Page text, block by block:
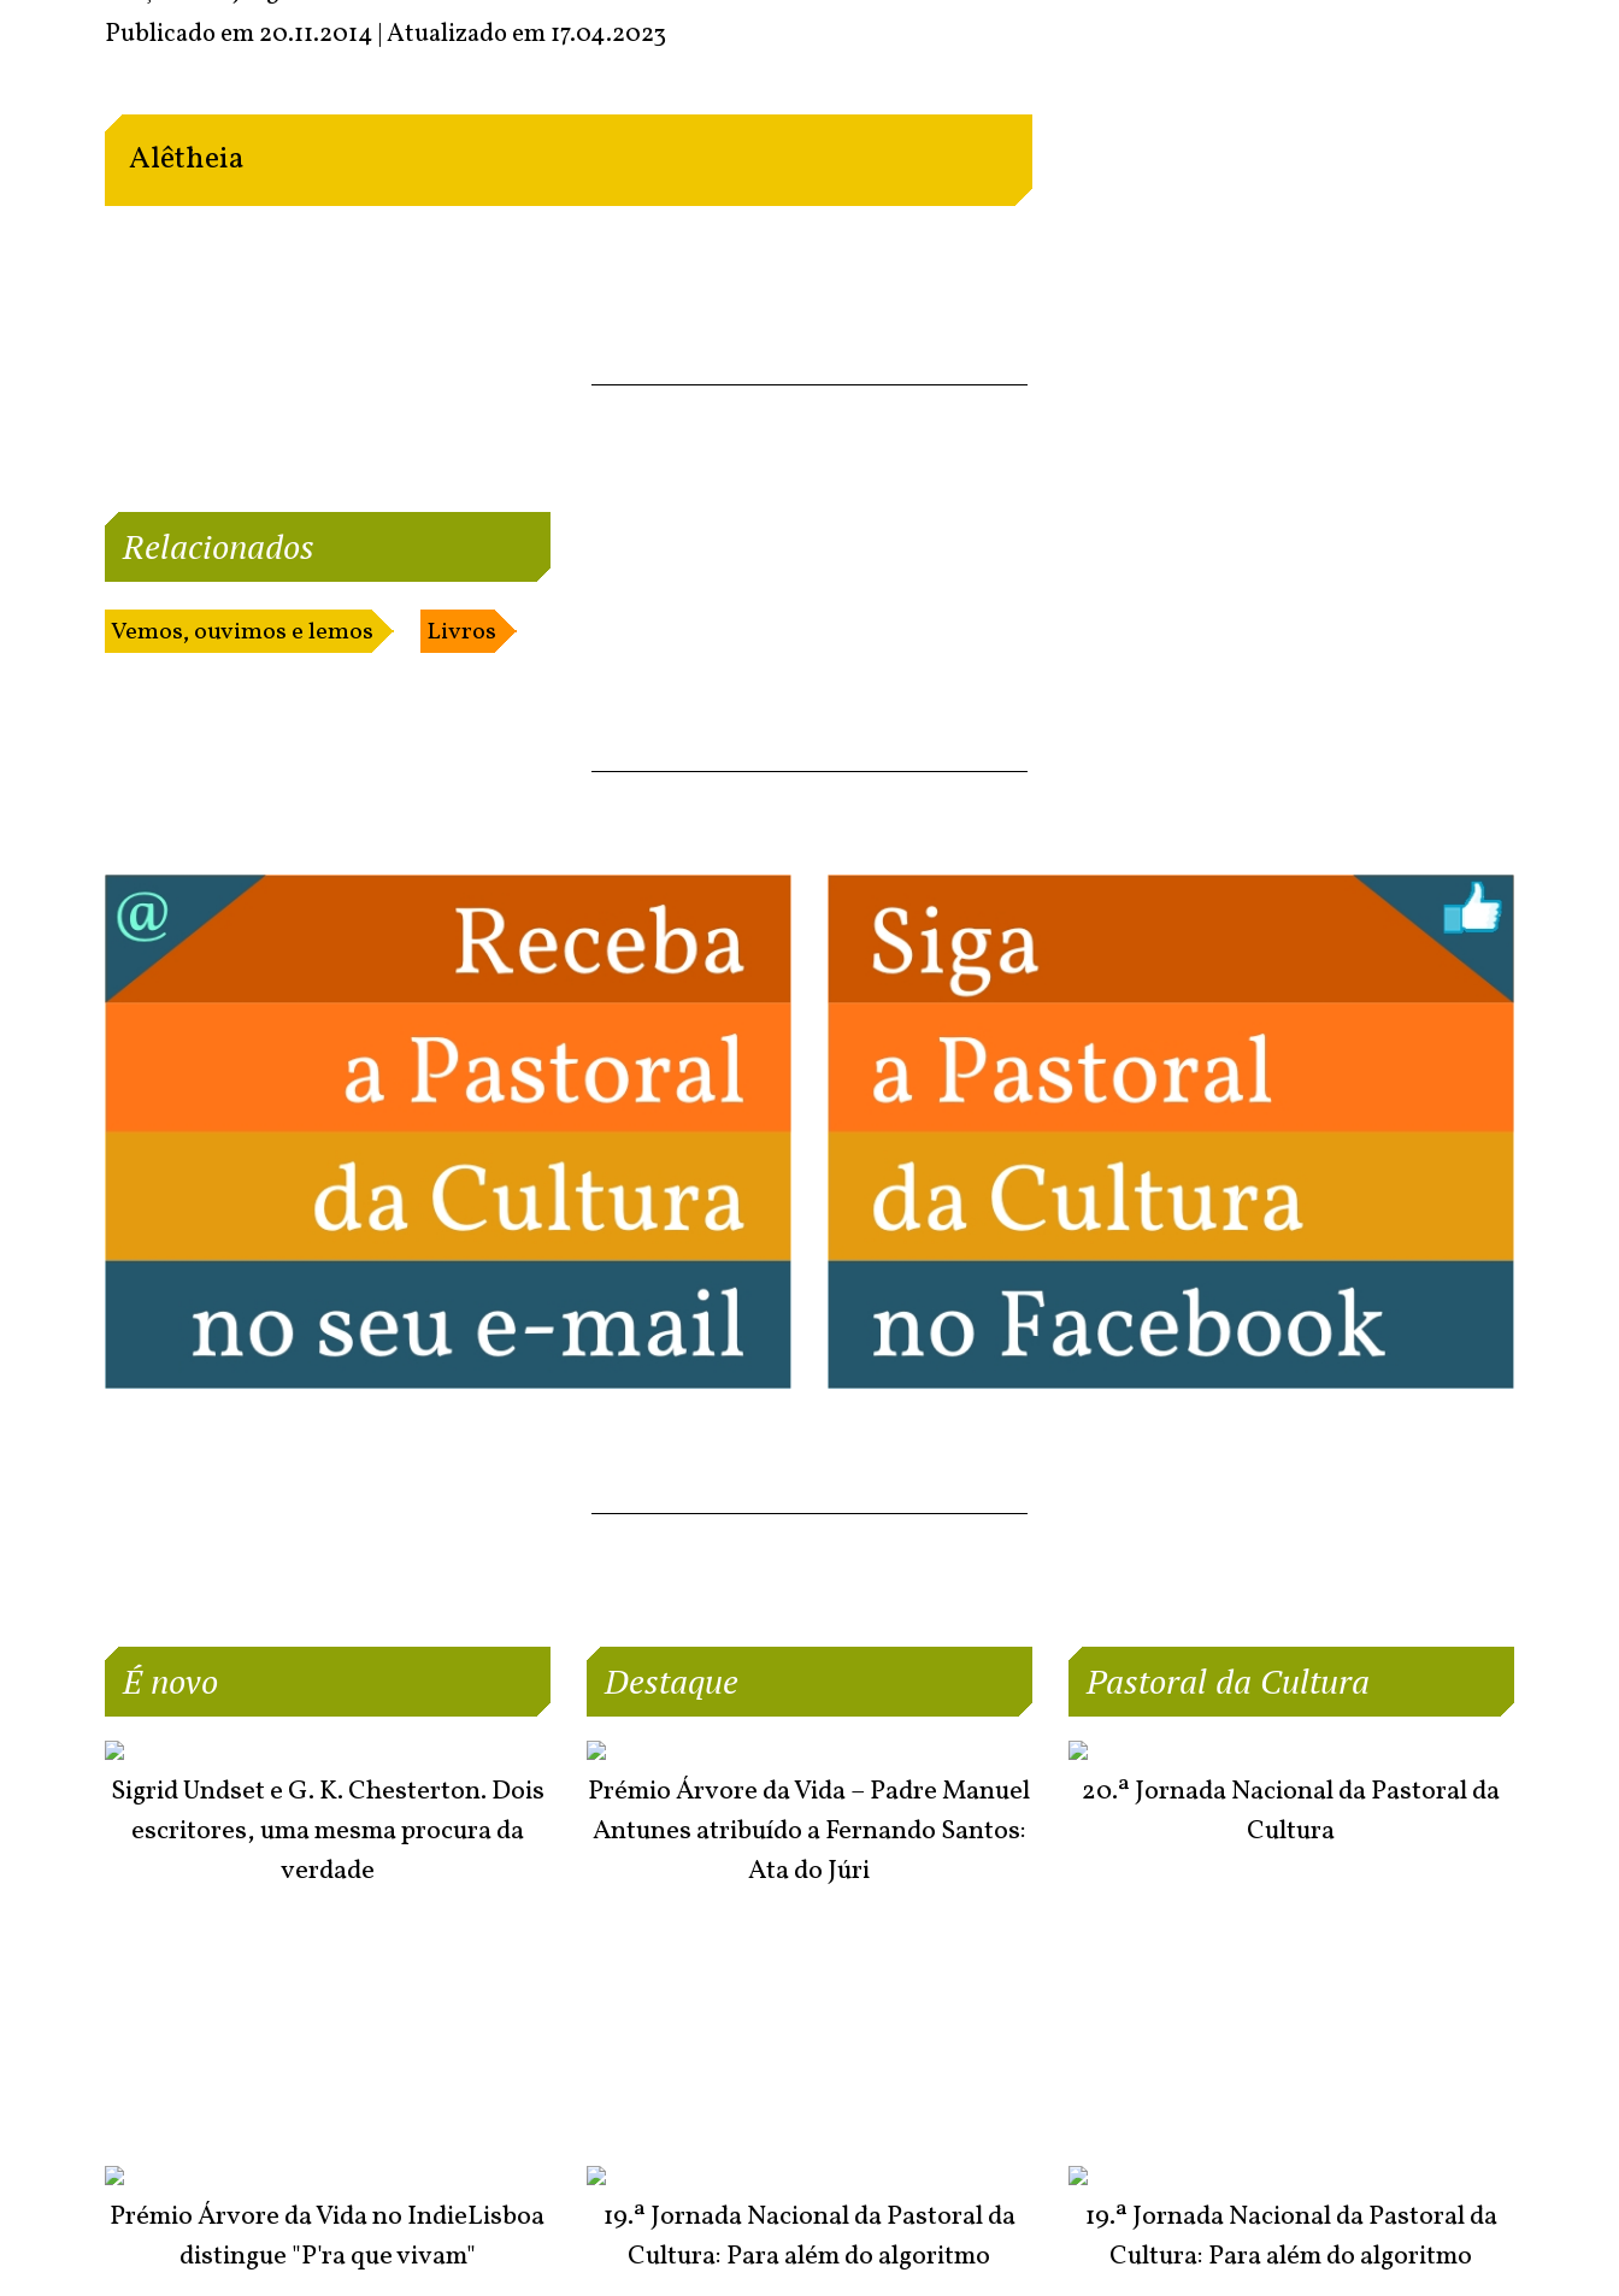
Publicado em 20.11.2014 | Atualizado em17.04.2023
Alêtheia
Relacionados
Vemos, ouvimos e lemos Livros
É novo
Sigrid Undset e G. K. Chesterton. Dois
escritores, uma mesma procura da
verdade
Prémio Árvore da Vida no IndieLisboa
distingue "P'ra que vivam"
Destaque
Prémio Árvore da Vida – Padre Manuel
Antunes atribuído a Fernando Santos:
Ata do Júri
19.ª Jornada Nacional da Pastoral da
Cultura: Para além do algoritmo
Pastoral da Cultura
20.ª Jornada Nacional da Pastoral da
Cultura
19.ª Jornada Nacional da Pastoral da
Cultura: Para além do algoritmo